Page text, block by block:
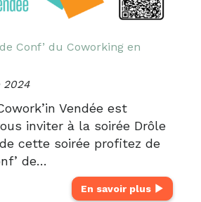
Conf’ du Coworking en
2024
Vendée est
inviter à la soirée Drôle
cette soirée profitez de
de…
En savoir plus